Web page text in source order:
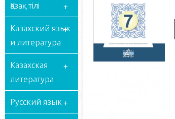
Қазақ тілі
Казахский язык
и литература
Казахская
литература
Русский язык